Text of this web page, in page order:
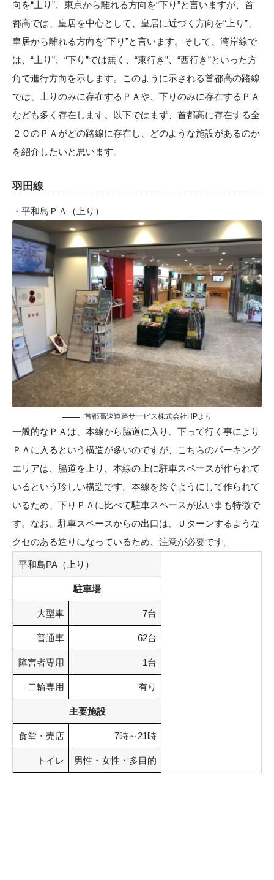
向を“上り”、東京から離れる方向を“下り”と言いますが、首
都高では、皇居を中心として、皇居に近づく方向を“上り”、
皇居から離れる方向を“下り”と言います。そして、湾岸線で
は、“上り”、“下り”では無く、“東行き”、“西行き”といった方
角で進行方向を示します。このように示される首都高の路線
では、上りのみに存在するＰＡや、下りのみに存在するＰＡ
なども多く存在します。以下ではまず、首都高に存在する全
２０のＰＡがどの路線に存在し、どのような施設があるのか
を紹介したいと思います。
羽田線
・平和島ＰＡ（上り）
首都高速道路サービス株式会社HPより
一般的なＰＡは、本線から脇道に入り、下って行く事により
ＰＡに入るという構造が多いのですが、こちらのパーキング
エリアは、脇道を上り、本線の上に駐車スペースが作られて
いるという珍しい構造です。本線を跨ぐようにして作られて
いるため、下りＰＡに比べて駐車スペースが広い事も特徴で
す。なお、駐車スペースからの出口は、Ｕターンするような
クセのある造りになっているため、注意が必要です。
平和島PA（上り）
駐車場
大型車 7台
普通車 62台
障害者専用 1台
二輪専用 有り
主要施設
食堂・売店 7時～21時
トイレ 男性・女性・多目的